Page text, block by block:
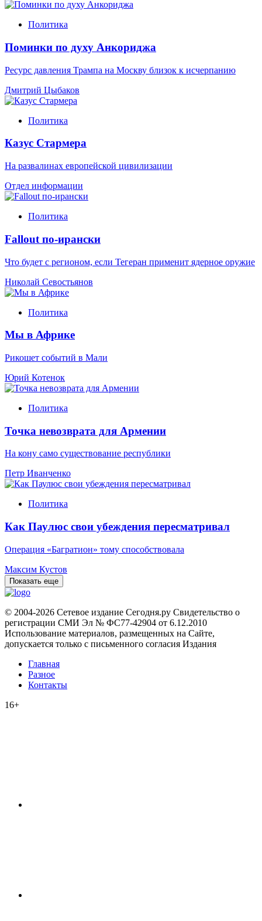
Политика
Поминки по духу Анкориджа
Ресурс давления Трампа на Москву близок к исчерпанию
Дмитрий Цыбаков
Политика
Казус Стармера
На развалинах европейской цивилизации
Отдел информации
Политика
Fallout по-ирански
Что будет с регионом, если Тегеран применит ядерное оружие
Николай Севостьянов
Политика
Мы в Африке
Рикошет событий в Мали
Юрий Котенок
Политика
Точка невозврата для Армении
На кону само существование республики
Петр Иванченко
Политика
Как Паулюс свои убеждения пересматривал
Операция «Багратион» тому способствовала
Максим Кустов
Показать еще
© 2004-2026 Сетевое издание Сегодня.ру Свидетельство о
регистрации СМИ Эл № ФС77-42904 от 6.12.2010
Использование материалов, размещенных на Сайте,
допускается только с письменного согласия Издания
Главная
Разное
Контакты
16+